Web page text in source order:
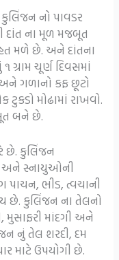
નો પાવડર
દાંત ના મૂળ મજબૂત
મળે છે. અને દાંતના
ચૂર્ણ દિવસમાં
ગળાનો કફ છૂટો
મોઢામાં રાખવો.
બને છે.
છે. કુલિંજન
અને સ્નાયુઓની
ભીડ, ત્વચાની
છે. કુલિંજન ના તેલનો
માંદગી અને
નું તેલ શરદી, દમ
માટે ઉપયોગી છે.